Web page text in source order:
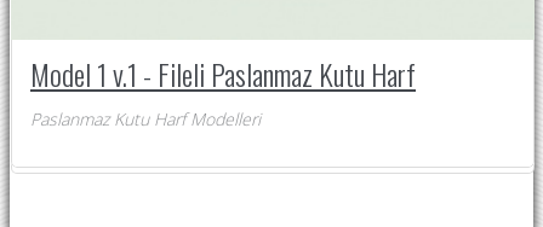
Model 1 v.1 - Fileli Paslanmaz Kutu Harf
Paslanmaz Kutu Harf Modelleri